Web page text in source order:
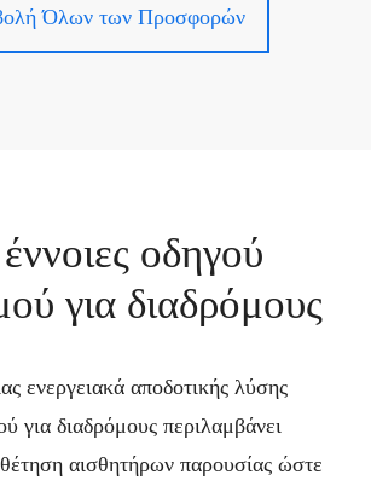
Όλων των Προσφορών
οδηγού
για διαδρόμους
ενεργειακά αποδοτικής λύσης
για διαδρόμους περιλαμβάνει
αισθητήρων παρουσίας ώστε